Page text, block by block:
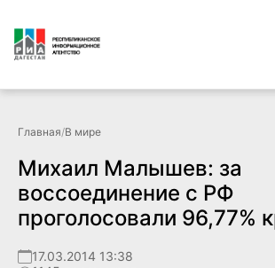
Главная/В мире
Михаил Малышев: за
воссоединение с РФ
проголосовали 96,77%
17.03.2014 13:38